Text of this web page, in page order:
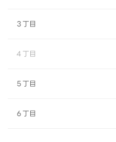
３丁目
４丁目
５丁目
６丁目